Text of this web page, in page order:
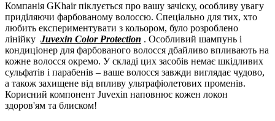
Компанія GKhair піклується про вашу зачіску, особливу увагу
приділяючи фарбованому волоссю. Спеціально для тих, хто
любить експериментувати з кольором, було розроблено
лінійку Juvexin Color Protection . Особливий шампунь і
кондиціонер для фарбованого волосся дбайливо впливають на
кожне волосся окремо. У складі цих засобів немає шкідливих
сульфатів і парабенів – ваше волосся завжди виглядає чудово,
а також захищене від впливу ультрафіолетових променів.
Корисний компонент Juvexin наповнює кожен локон
здоров'ям та блиском!